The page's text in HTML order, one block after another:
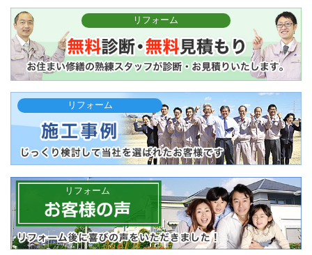
リフォーム
リフォーム
リフォーム